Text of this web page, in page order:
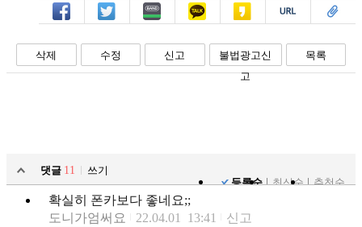
페북 트윗 밴드 카톡 카스 복사 스크랩
삭제 수정 신고
불법광고신
고
목록
댓글 11
쓰기
등록순
최신순 추천순
확실히 폰카보다 좋네요;;
도니가엄써요
22.04.01 13:41 신고